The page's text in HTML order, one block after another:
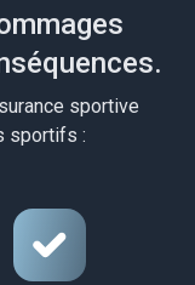
sportive
sportifs :